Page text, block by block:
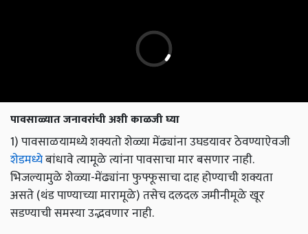
पावसाळ्यात जनावरांची अशी काळजी घ्या
1) पावसाळयामध्ये शक्यतो शेळ्या मेंढ्यांना उघडयावर ठेवण्याऐवजी
शेडमध्येबांधावे त्यामूळे त्यांना पावसाचा मार बसणार नाही.
भिजल्यामुळे शेळ्या-मेंढ्यांना फुफ्फूसाचा दाह होण्याची शक्यता
असते (थंड पाण्याच्या मारामूळे) तसेच दलदल जमीनीमूळे खूर
सडण्याची समस्या उद्भवणार नाही.